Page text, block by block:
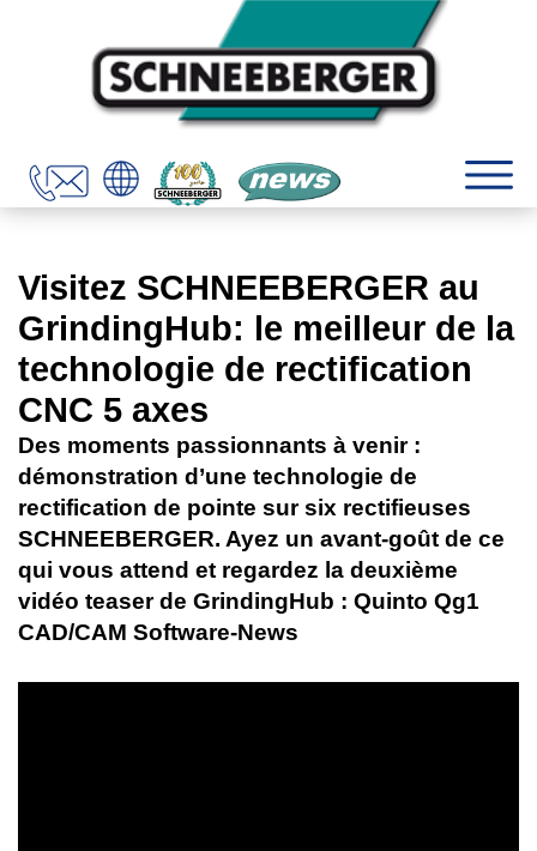
Visitez SCHNEEBERGER au
GrindingHub: le meilleur de la
technologie de rectification
CNC 5 axes
Des moments passionnants à venir :
démonstration d’une technologie de
rectification de pointe sur six rectifieuses
SCHNEEBERGER. Ayez un avant-goût de ce
qui vous attend et regardez la deuxième
vidéo teaser de GrindingHub : Quinto Qg1
CAD/CAM Software-News